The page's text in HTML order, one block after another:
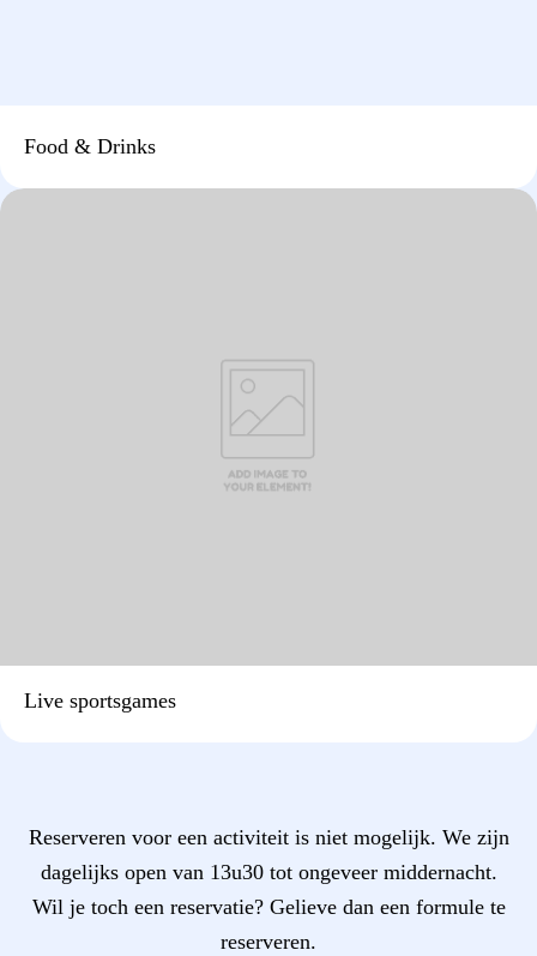
Food & Drinks
Live sportsgames
Reserveren voor een activiteit is niet mogelijk. We zijn
dagelijks open van 13u30 tot ongeveer middernacht.
Wil je toch een reservatie? Gelieve dan een formule te
reserveren.